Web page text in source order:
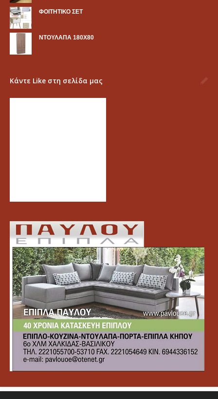
ΦΟΙΤΗΤΙΚΟ ΣΕΤ
ΝΤΟΥΛΑΠΑ 180Χ80
Κάντε Like στη σελίδα μας